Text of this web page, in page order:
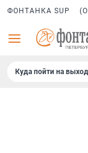
ФОНТАНКА SUP
Куда пойти на